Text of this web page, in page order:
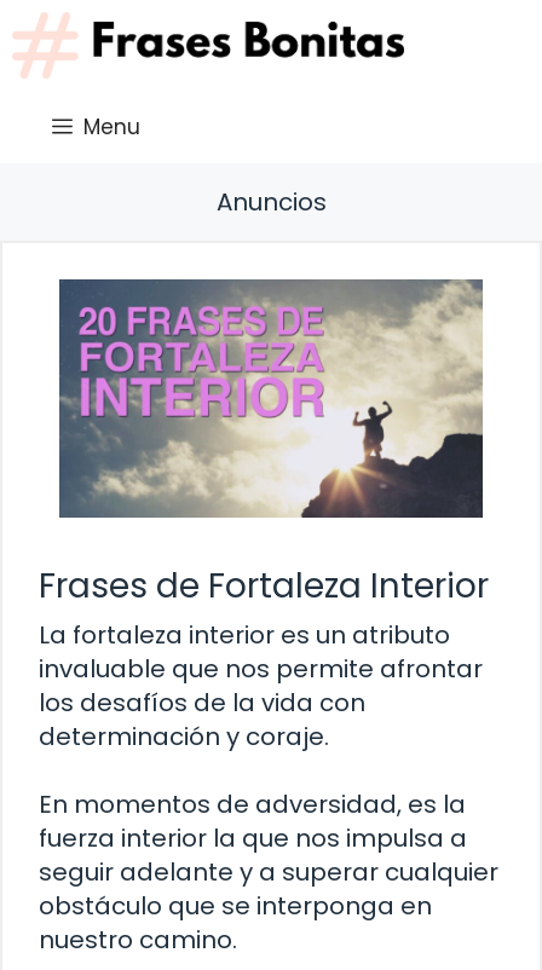
Saltar
al
contenido
Menu
Anuncios
Frases de Fortaleza Interior
La fortaleza interior es un atributo
invaluable que nos permite afrontar
los desafíos de la vida con
determinación y coraje.
En momentos de adversidad, es la
fuerza interior la que nos impulsa a
seguir adelante y a superar cualquier
obstáculo que se interponga en
nuestro camino.